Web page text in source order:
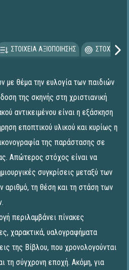
ΣΤΟΙΧΕΙΑ ΑΞΙΟΠΟΙΗΣΗΣ
με θέμα την ευλογία των παιδιών
της σκηνής στη χριστιανική
αντικειμένου είναι η εξάσκηση
εποπτικού υλικού και κυρίως η
της παράστασης σε
Απώτερος στόχος είναι να
συγκρίσεις μεταξύ των
αριθμό, τη θέση και τη στάση των
περιλαμβάνει πίνακες
χαρακτικά, υαλογραφήματα
της Βίβλου, που χρονολογούνται
τη σύγχρονη εποχή. Ακόμη, για